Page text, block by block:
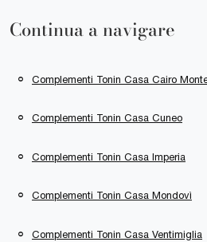
Continua a navigare
Complementi Tonin Casa Cairo
Complementi Tonin Casa Cuneo
Complementi Tonin Casa Imperia
Complementi Tonin Casa Mondovì
Complementi Tonin Casa Ventimiglia